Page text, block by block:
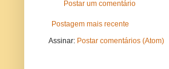
Postar um comentário
Postagem mais recente
Assinar: Postar comentários (Atom)